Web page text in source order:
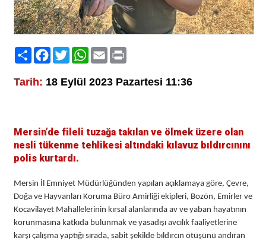
PaylaşFacebook
TwitterWhatsApp
EmailPrint
Tarih: 18 Eylül 2023 Pazartesi 11:36
Mersin’de fileli tuzağa takılan ve ölmek üzere olan
nesli tükenme tehlikesi altındaki kılavuz bıldırcınını
polis kurtardı.
Mersin İl Emniyet Müdürlüğünden yapılan açıklamaya göre, Çevre,
Doğa ve Hayvanları Koruma Büro Amirliği ekipleri, Bozön, Emirler ve
Kocavilayet Mahallelerinin kırsal alanlarında av ve yaban hayatının
korunmasına katkıda bulunmak ve yasadışı avcılık faaliyetlerine
karşı çalışma yaptığı sırada, sabit şekilde bıldırcın ötüşünü andıran